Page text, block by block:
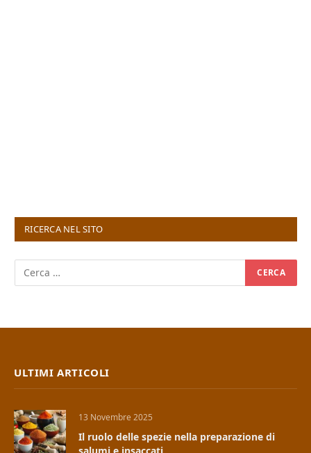
RICERCA NEL SITO
ULTIMI ARTICOLI
13 Novembre 2025
Il ruolo delle spezie nella preparazione di